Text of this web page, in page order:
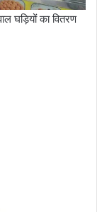
घड़ियों का वितरण